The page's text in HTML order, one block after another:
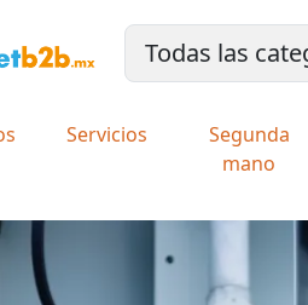
Servicios
Segunda
mano